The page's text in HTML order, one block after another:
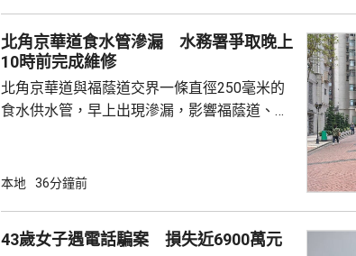
北角京華道食水管滲漏 水務署爭取晚上
10時前完成維修
北角京華道與福蔭道交界一條直徑250毫米的
食水供水管，早上出現滲漏，影響福蔭道、京
外，福蔭道、京華道及宏安道一帶用戶的食水
10時前恢復海峰園的食水供應。 署方派出2架
本地 36分鐘前
43歲女子遇電話騙案 損失近6900萬元